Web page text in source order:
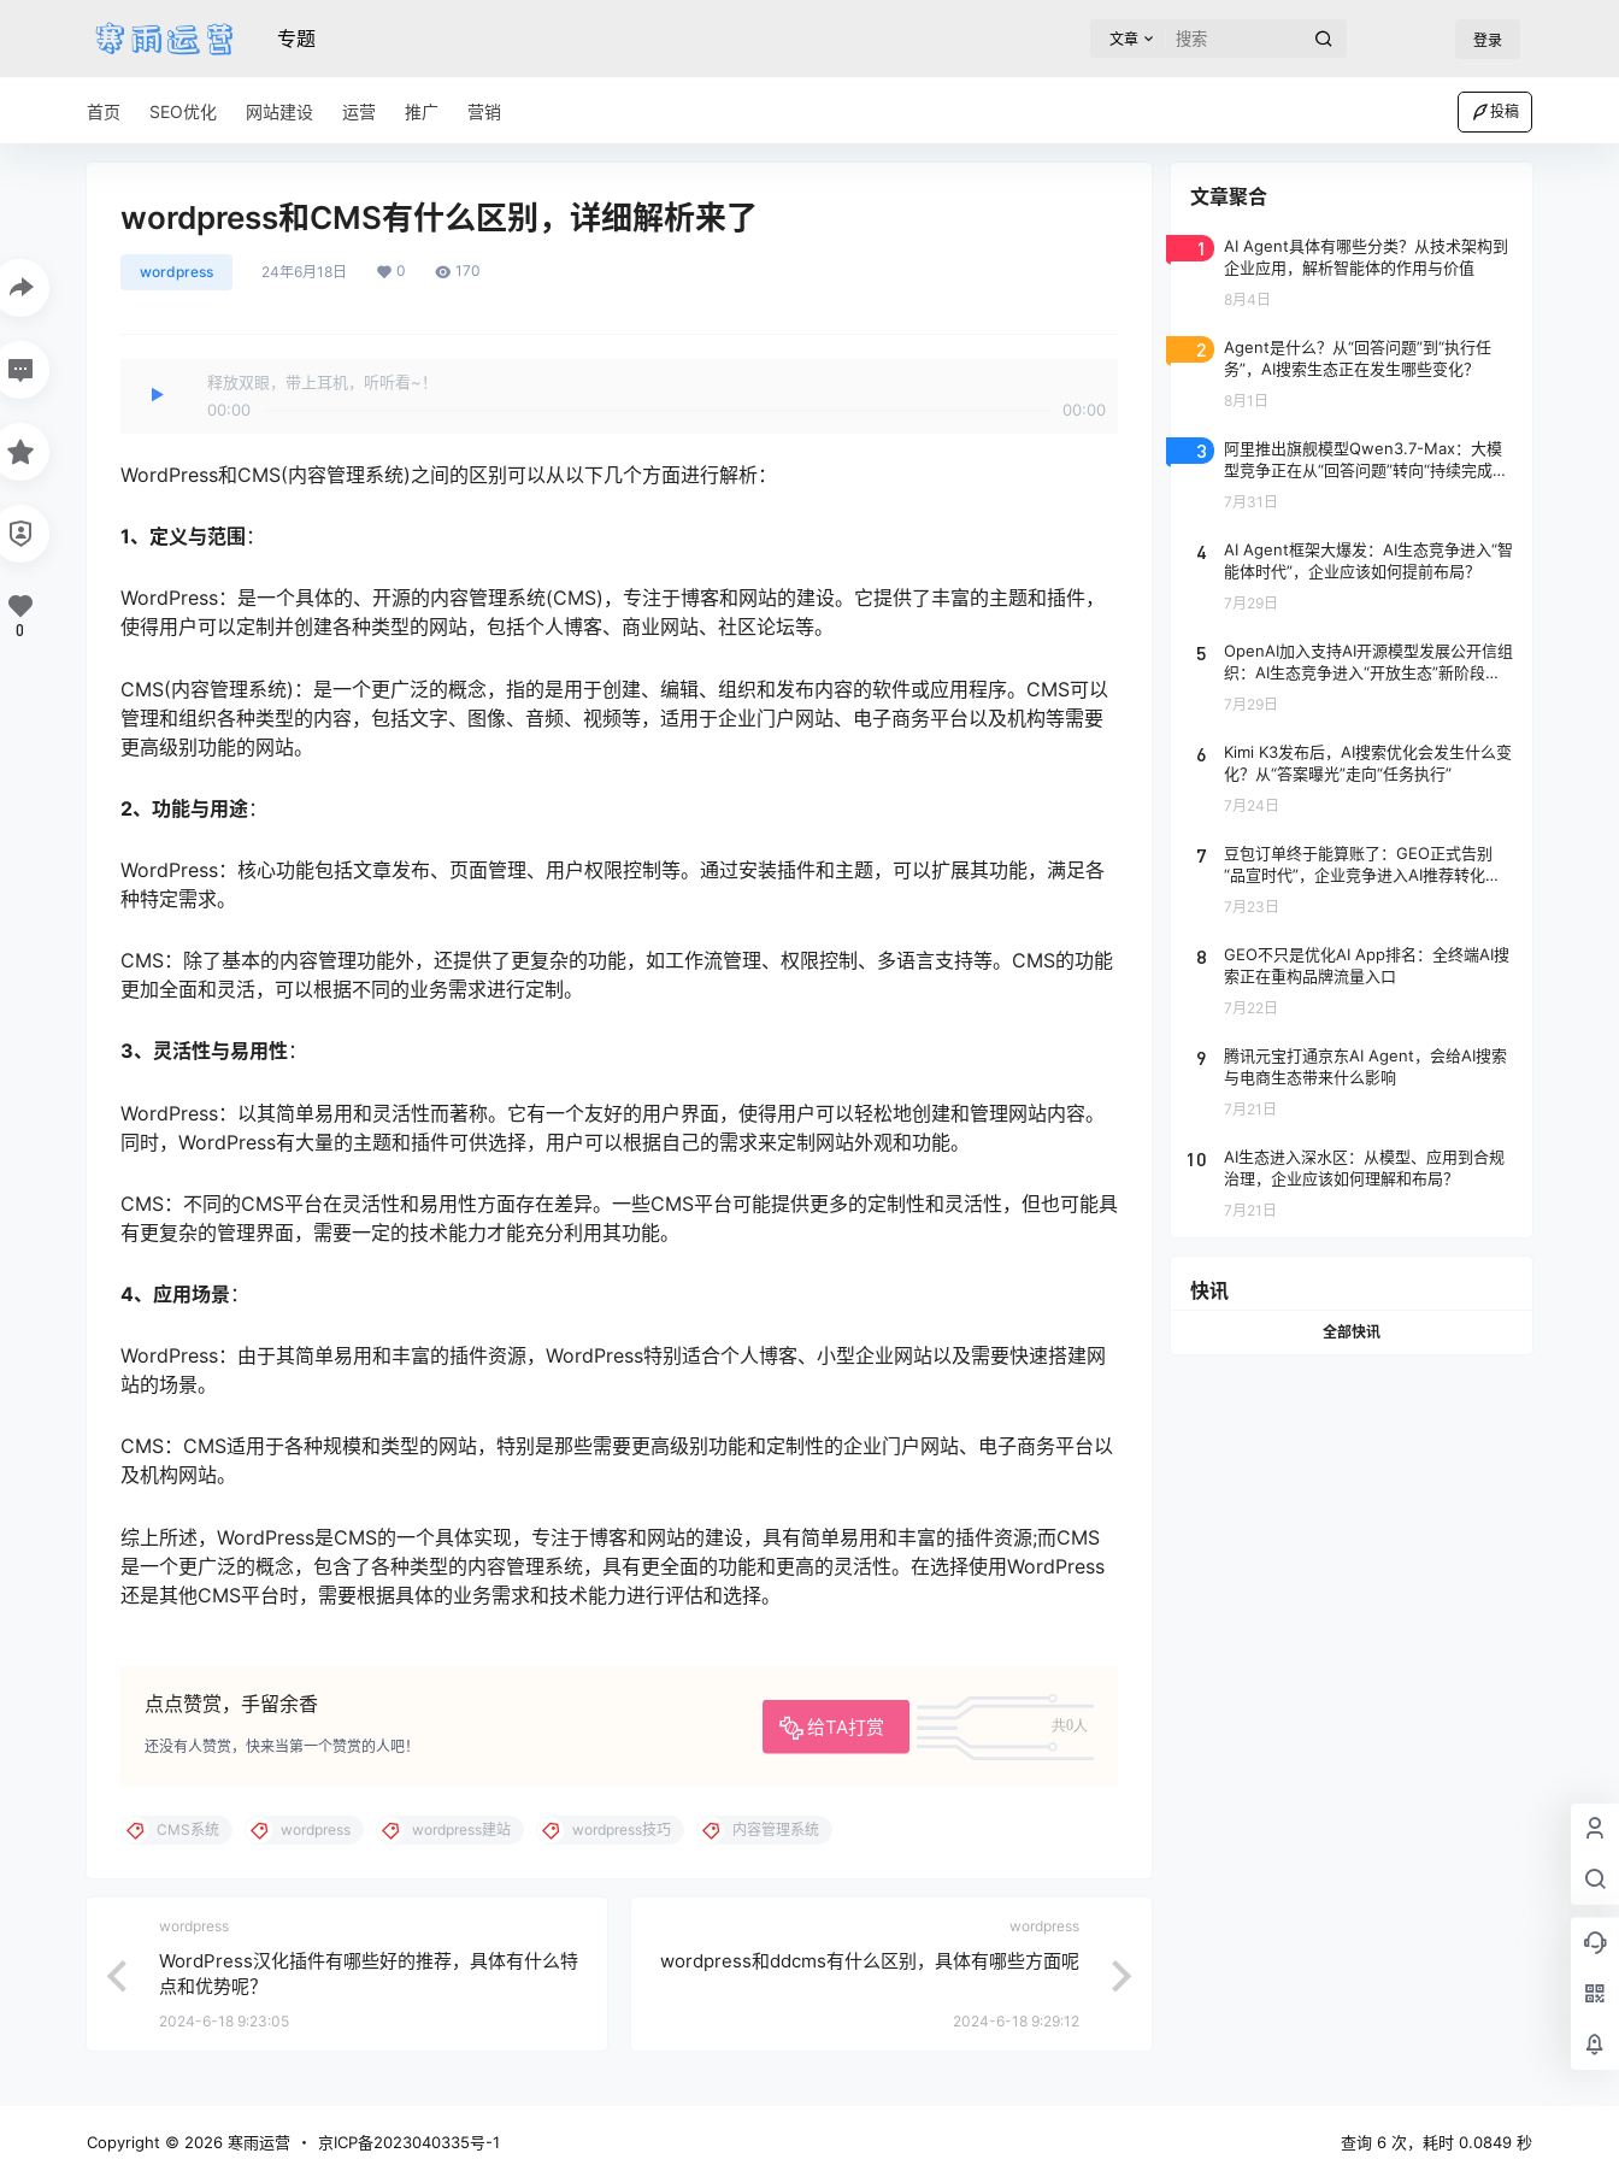
专题 文章 登录
首页 SEO优化 网站建设 运营 推广 营销 投稿
wordpress和CMS有什么区别，详细解析来了
wordpress 24年6月18日 0 170
释放双眼，带上耳机，听听看~！
00:00
00:00
WordPress和CMS(内容管理系统)之间的区别可以从以下几个方面进行解析：
1、定义与范围 ：
WordPress：是一个具体的、开源的内容管理系统(CMS)，专注于博客和网站的建设。它提供了丰富的主题和插件，
使得用户可以定制并创建各种类型的网站，包括个人博客、商业网站、社区论坛等。
CMS(内容管理系统)：是一个更广泛的概念，指的是用于创建、编辑、组织和发布内容的软件或应用程序。CMS可以
管理和组织各种类型的内容，包括文字、图像、音频、视频等，适用于企业门户网站、电子商务平台以及机构等需要
更高级别功能的网站。
2、功能与用途：
WordPress：核心功能包括文章发布、页面管理、用户权限控制等。通过安装插件和主题，可以扩展其功能，满足各
种特定需求。
CMS：除了基本的内容管理功能外，还提供了更复杂的功能，如工作流管理、权限控制、多语言支持等。CMS的功能
更加全面和灵活，可以根据不同的业务需求进行定制。
3、灵活性与易用性：
WordPress：以其简单易用和灵活性而著称。它有一个友好的用户界面，使得用户可以轻松地创建和管理网站内容。
同时，WordPress有大量的主题和插件可供选择，用户可以根据自己的需求来定制网站外观和功能。
CMS：不同的CMS平台在灵活性和易用性方面存在差异。一些CMS平台可能提供更多的定制性和灵活性，但也可能具
有更复杂的管理界面，需要一定的技术能力才能充分利用其功能。
4、应用场景 ：
WordPress：由于其简单易用和丰富的插件资源，WordPress特别适合个人博客、小型企业网站以及需要快速搭建网
站的场景。
CMS：CMS适用于各种规模和类型的网站，特别是那些需要更高级别功能和定制性的企业门户网站、电子商务平台以
及机构网站。
综上所述，WordPress是CMS的一个具体实现，专注于博客和网站的建设，具有简单易用和丰富的插件资源;而CMS
是一个更广泛的概念，包含了各种类型的内容管理系统，具有更全面的功能和更高的灵活性。在选择使用WordPress
还是其他CMS平台时，需要根据具体的业务需求和技术能力进行评估和选择。
点点赞赏，手留余香
给TA打赏 共0人
还没有人赞赏，快来当第一个赞赏的人吧！
0
CMS系统 wordpress wordpress建站 wordpress技巧 内容管理系统
wordpress
WordPress汉化插件有哪些好的推荐，具体有什么特
点和优势呢？
2024-6-18 9:23:05
wordpress
wordpress和ddcms有什么区别，具体有哪些方面呢
2024-6-18 9:29:12
文章聚合
1
AI Agent具体有哪些分类？从技术架构到
企业应用，解析智能体的作用与价值
8月4日
2
Agent是什么？从“回答问题”到“执行任
务”，AI搜索生态正在发生哪些变化？
8月1日
3
阿里推出旗舰模型Qwen3.7-Max：大模
型竞争正在从“回答问题”转向“持续完成任
务”
7月31日
4
AI Agent框架大爆发：AI生态竞争进入“智
能体时代”，企业应该如何提前布局？
7月29日
5
OpenAI加入支持AI开源模型发展公开信组
织：AI生态竞争进入“开放生态”新阶段，
企业应该如何应对？
7月29日
6
Kimi K3发布后，AI搜索优化会发生什么变
化？从“答案曝光”走向“任务执行”
7月24日
7
豆包订单终于能算账了：GEO正式告别
“品宣时代”，企业竞争进入AI推荐转化阶
段
7月23日
8
GEO不只是优化AI App排名：全终端AI搜
索正在重构品牌流量入口
7月22日
9
腾讯元宝打通京东AI Agent，会给AI搜索
与电商生态带来什么影响
7月21日
10
AI生态进入深水区：从模型、应用到合规
治理，企业应该如何理解和布局？
7月21日
快讯
全部快讯
Copyright © 2026 寒雨运营 ・ 京ICP备2023040335号-1 查询 6 次，耗时 0.0849 秒